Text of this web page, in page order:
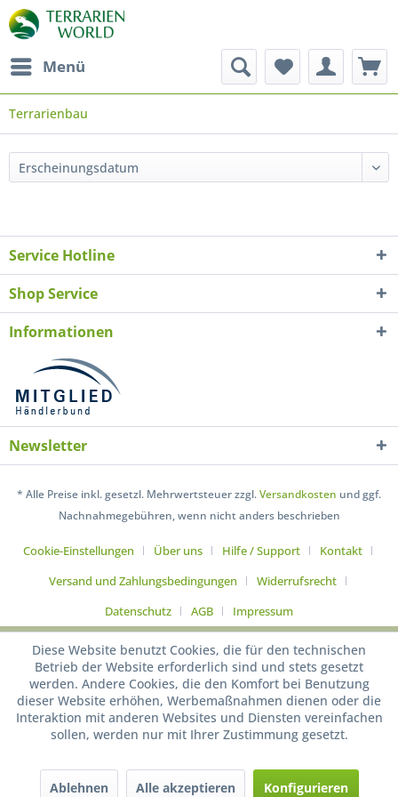
Menü
Terrarienbau
Service Hotline
Shop Service
Informationen
Newsletter
* Alle Preise inkl. gesetzl. Mehrwertsteuer zzgl.Versandkosten und ggf.
Nachnahmegebühren, wenn nicht anders beschrieben
Cookie-Einstellungen Über uns Hilfe / Support
Kontakt
Versand und Zahlungsbedingungen
Widerrufsrecht
Datenschutz
AGB Impressum
Diese Website benutzt Cookies, die für den technischen
Betrieb der Website erforderlich sind und stets gesetzt
werden. Andere Cookies, die den Komfort bei Benutzung
dieser Website erhöhen, Werbemaßnahmen dienen oder die
Interaktion mit anderen Websites und Diensten vereinfachen
sollen, werden nur mit Ihrer Zustimmung gesetzt.
Ablehnen Alle akzeptieren Konfigurieren